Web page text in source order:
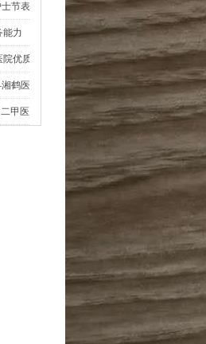
节表彰大会
能力
优质护理工作侧记
鹤医院骨外科小记
甲医院目标